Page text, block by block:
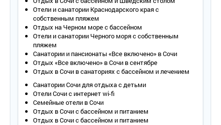
Покрытие пола – ковровое покрытие.
Санузел – умывальник, зеркало, унитаз, душ с поддоном,
косметическое увеличивающее зеркало, фен,
полотенцесушитель, косметические принадлежности,
полотенца, халат, тапочки.
Wi - Fi .
Сервис:
- уборка номера – ежедневно;
- смена белья – 1 раз в 3 дня;
- смена полотенец – 1 раз в 3 дня.
2-местный 3-комнатный «Апартамент»
Корпус № 2: с видом на море, площадь 47 кв.м, веранда.
Отели и санатории Краснодарского края с
собственным пляжем
Отдых на Черном море с бассейном
Отели и санатории Черного моря с собственным
пляжем
Санатории и пансионаты «Все включено» в Сочи
Отдых «Все включено» в Сочи в сентябре
Отдых в Сочи в санаториях с бассейном и лечением
Санатории Сочи для отдыха с детьми
Отели Сочи с интернет wi-fi
Семейные отели в Сочи
Отдых в Сочи с бассейном и питанием
Отдых в Сочи с бассейном и питанием